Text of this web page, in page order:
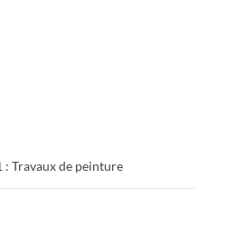
: Travaux de peinture